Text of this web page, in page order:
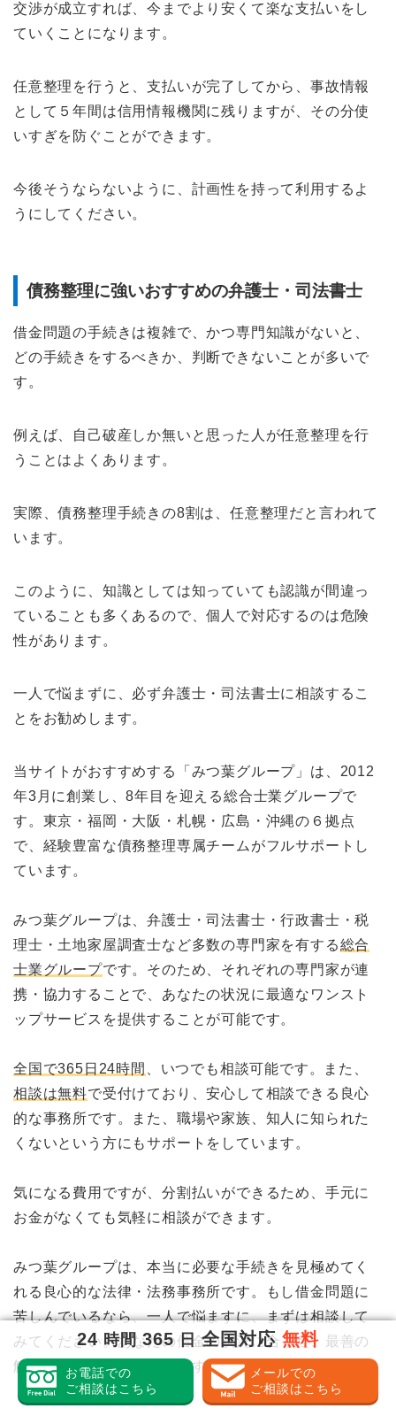
交渉が成立すれば、今までより安くて楽な支払いをし
ていくことになります。
任意整理を行うと、支払いが完了してから、事故情報
として５年間は信用情報機関に残りますが、その分使
いすぎを防ぐことができます。
今後そうならないように、計画性を持って利用するよ
うにしてください。
債務整理に強いおすすめの弁護士・司法書士
借金問題の手続きは複雑で、かつ専門知識がないと、
どの手続きをするべきか、判断できないことが多いで
す。
例えば、自己破産しか無いと思った人が任意整理を行
うことはよくあります。
実際、債務整理手続きの8割は、任意整理だと言われて
います。
このように、知識としては知っていても認識が間違っ
ていることも多くあるので、個人で対応するのは危険
性があります。
一人で悩まずに、必ず弁護士・司法書士に相談するこ
とをお勧めします。
当サイトがおすすめする「みつ葉グループ」は、2012
年3月に創業し、8年目を迎える総合士業グループで
す。東京・福岡・大阪・札幌・広島・沖縄の６拠点
で、経験豊富な債務整理専属チームがフルサポートし
ています。
みつ葉グループは、弁護士・司法書士・行政書士・税
理士・土地家屋調査士など多数の専門家を有する総合
士業グループです。そのため、それぞれの専門家が連
携・協力することで、あなたの状況に最適なワンスト
ップサービスを提供することが可能です。
全国で365日24時間
、いつでも相談可能です。また、
相談は無料で受付けており、安心して相談できる良心
的な事務所です。また、職場や家族、知人に知られた
くないという方にもサポートをしています。
気になる費用ですが、分割払いができるため、手元に
お金がなくても気軽に相談ができます。
みつ葉グループは、本当に必要な手続きを見極めてく
れる良心的な法律・法務事務所です。もし借金問題に
苦しんでいるなら、一人で悩ますに、まずは相談して
みてください。あなたの借金の状況に合った、最善の
解決方法を提案してくれます。
24時間365日全国対応無料
お電話での
ご相談はこちら
メールでの
ご相談はこちら